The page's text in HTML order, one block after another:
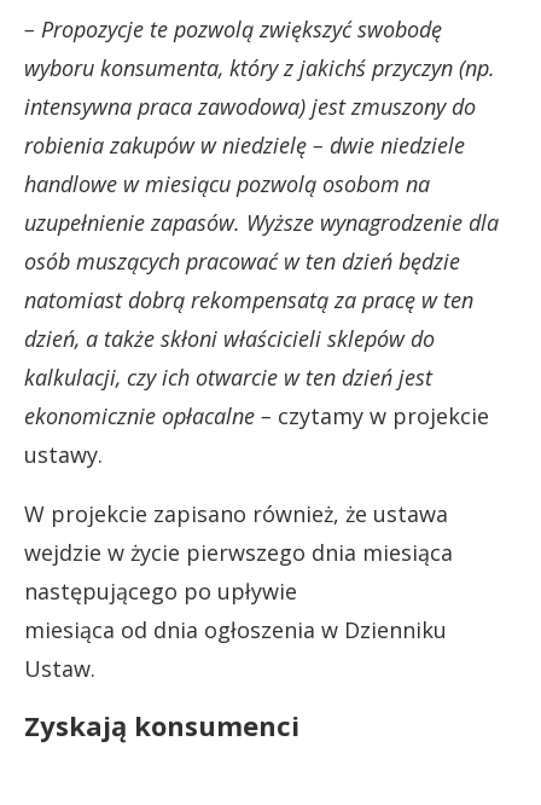
– Propozycje te pozwolą zwiększyć swobodę
wyboru konsumenta, który z jakichś przyczyn (np.
intensywna praca zawodowa) jest zmuszony do
robienia zakupów w niedzielę – dwie niedziele
handlowe w miesiącu pozwolą osobom na
uzupełnienie zapasów. Wyższe wynagrodzenie dla
osób muszących pracować w ten dzień będzie
natomiast dobrą rekompensatą za pracę w ten
dzień, a także skłoni właścicieli sklepów do
kalkulacji, czy ich otwarcie w ten dzień jest
ekonomicznie opłacalne – czytamy w projekcie
ustawy.
W projekcie zapisano również, że ustawa
wejdzie w życie pierwszego dnia miesiąca
następującego po upływie
miesiąca od dnia ogłoszenia w Dzienniku
Ustaw.
Zyskają konsumenci